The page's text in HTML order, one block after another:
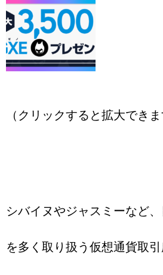
（クリックすると拡大できま
シバイヌやジャスミーなど
を多く取り扱う仮想通貨取引